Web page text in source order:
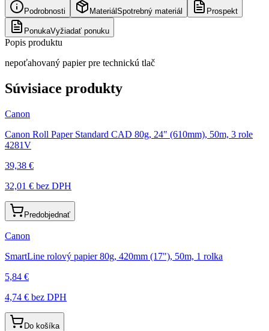
Podrobnosti Materiál Spotrebný materiál Prospekt
PonukaVyžiadať ponuku
Popis produktu
nepoťahovaný papier pre technickú tlač
Súvisiace produkty
Canon
Canon Roll Paper Standard CAD 80g, 24" (610mm), 50m, 3 role
4281V
39,38 €
32,01 € bez DPH
Predobjednať
Canon
SmartLine rolový papier 80g, 420mm (17"), 50m, 1 rolka
5,84 €
4,74 € bez DPH
Do košíka